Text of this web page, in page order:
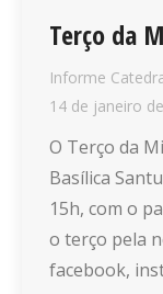
Terço da
Informe
14 de janeiro
O Terço da
Basílica
15h, com o
o terço pela
facebook,